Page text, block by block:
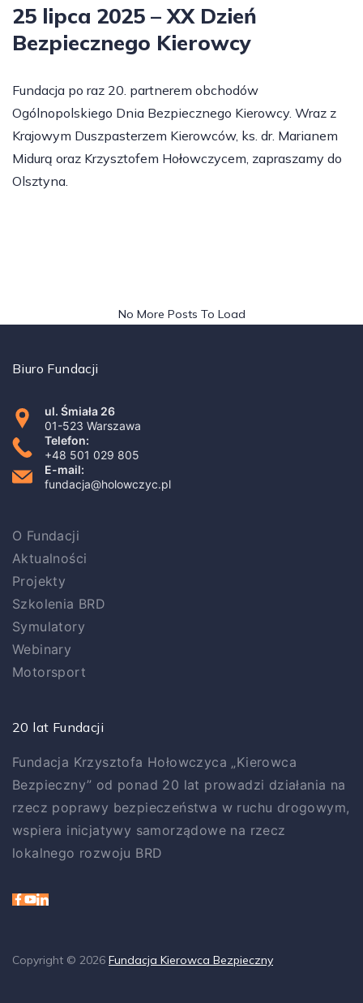
25 lipca 2025 – XX Dzień
Bezpiecznego Kierowcy
Fundacja po raz 20. partnerem obchodów
Ogólnopolskiego Dnia Bezpiecznego Kierowcy. Wraz z
Krajowym Duszpasterzem Kierowców, ks. dr. Marianem
Midurą oraz Krzysztofem Hołowczycem, zapraszamy do
Olsztyna.
No More Posts To Load
Biuro Fundacji
ul. Śmiała 26
01-523 Warszawa
Telefon:
+48 501 029 805
E-mail:
fundacja@holowczyc.pl
O Fundacji
Aktualności
Projekty
Szkolenia BRD
Symulatory
Webinary
Motorsport
20 lat Fundacji
Fundacja Krzysztofa Hołowczyca „Kierowca
Bezpieczny” od ponad 20 lat prowadzi działania na
rzecz poprawy bezpieczeństwa w ruchu drogowym,
wspiera inicjatywy samorządowe na rzecz
lokalnego rozwoju BRD
Copyright © 2026 Fundacja Kierowca Bezpieczny